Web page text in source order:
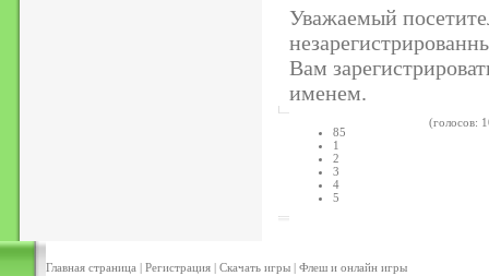
Уважаемый
Вам
именем.
85
1
2
3
4
5
(голосов:
Главная страница | Регистрация | Скачать игры | Флеш и онлайн игры